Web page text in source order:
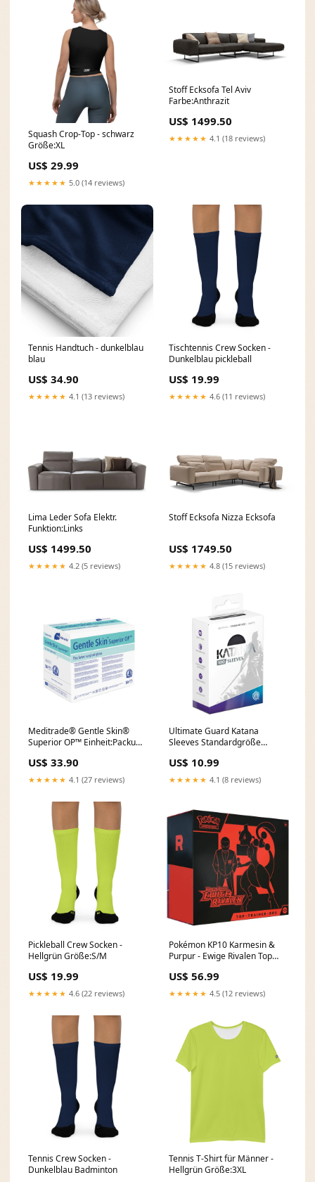
Squash Crop-Top - schwarz
Größe:XL
US$ 29.99
★★★★★ 5.0 (14 reviews)
Stoff Ecksofa Tel Aviv
Farbe:Anthrazit
US$ 1499.50
★★★★★ 4.1 (18 reviews)
Tennis Handtuch - dunkelblau
blau
US$ 34.90
★★★★★ 4.1 (13 reviews)
Tischtennis Crew Socken -
Dunkelblau pickleball
US$ 19.99
★★★★★ 4.6 (11 reviews)
Lima Leder Sofa Elektr.
Funktion:Links
US$ 1499.50
★★★★★ 4.2 (5 reviews)
Stoff Ecksofa Nizza Ecksofa
US$ 1749.50
★★★★★ 4.8 (15 reviews)
Meditrade® Gentle Skin®
Superior OP™ Einheit:Packung
US$ 33.90
★★★★★ 4.1 (27 reviews)
Ultimate Guard Katana
Sleeves Standardgröße
& Magic
US$ 10.99
★★★★★ 4.1 (8 reviews)
Pickleball Crew Socken -
Hellgrün Größe:S/M
US$ 19.99
★★★★★ 4.6 (22 reviews)
Pokémon KP10 Karmesin &
Purpur - Ewige Rivalen Top
Version*
Ausgelistet10122024
US$ 56.99
★★★★★ 4.5 (12 reviews)
Tennis Crew Socken -
Dunkelblau Badminton
Tennis T-Shirt für Männer -
Hellgrün Größe:3XL